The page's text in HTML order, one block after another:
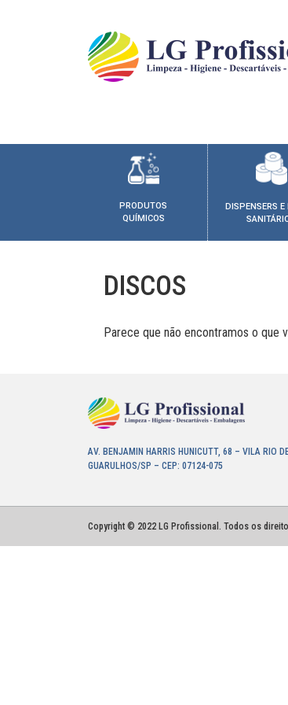
PRODUTOS
QUÍMICOS
DISPENSERS E
DISCOS
Parece que não encontramos o que
AV. BENJAMIN HARRIS HUNICUTT, 68 – VILA RIO
GUARULHOS/SP – CEP: 07124-075
Copyright © 2022 LG Profissional. Todos os